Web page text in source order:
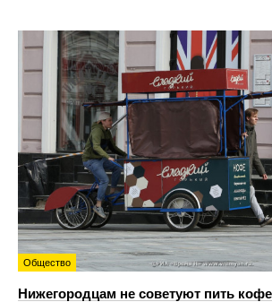
Общество
Нижегородцам не советуют пить